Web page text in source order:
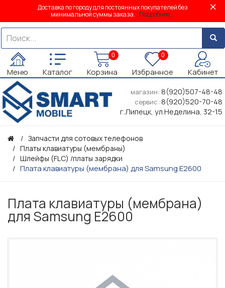
Доставка по городу для постоянных покупателей без
минимальной суммы заказа. Подробнее...
Меню Каталог
0
Корзина
0
Избранное Кабинет
магазин: 8(920)507-48-48
сервис: 8(920)520-70-48
г.Липецк, ул.Неделина, 32-15
Запчасти для сотовых телефонов
Платы клавиатуры (мембраны)
Шлейфы (FLC) /платы зарядки
Плата клавиатуры (мембрана) для Samsung E2600
Плата клавиатуры (мембрана)
для Samsung E2600